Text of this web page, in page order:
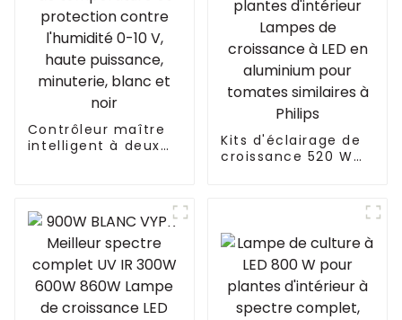
Contrôleur maître
intelligent à deux
protection contre
l'humidité 0-10 V,
haute puissance,
minuterie, blanc et
noir
Kits d'éclairage de
croissance 520 W
croissance à LED en
aluminium pour
tomates similaires
à Philips